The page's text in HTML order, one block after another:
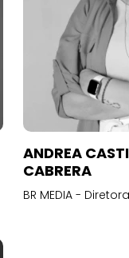
ANDREA
CABRERA
BR MEDIA -